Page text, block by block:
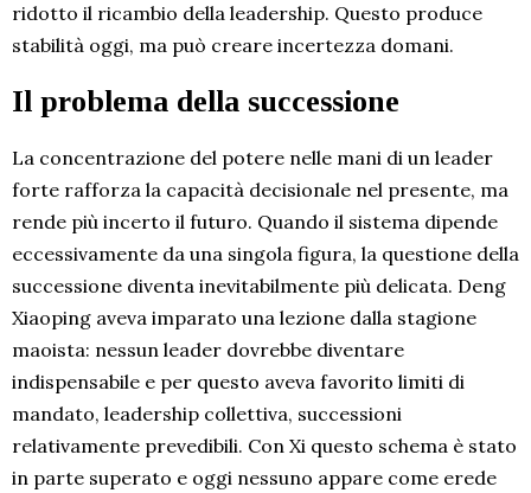
ridotto il ricambio della leadership. Questo produce
stabilità oggi, ma può creare incertezza domani.
Il problema della successione
La concentrazione del potere nelle mani di un leader
forte rafforza la capacità decisionale nel presente, ma
rende più incerto il futuro. Quando il sistema dipende
eccessivamente da una singola figura, la questione della
successione diventa inevitabilmente più delicata. Deng
Xiaoping aveva imparato una lezione dalla stagione
maoista: nessun leader dovrebbe diventare
indispensabile e per questo aveva favorito limiti di
mandato, leadership collettiva, successioni
relativamente prevedibili. Con Xi questo schema è stato
in parte superato e oggi nessuno appare come erede